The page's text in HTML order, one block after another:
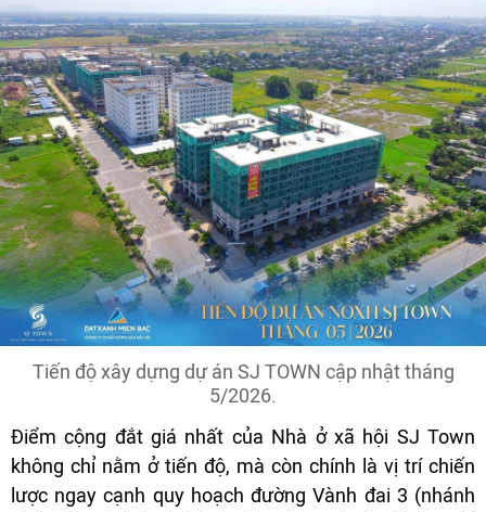
Tiến độ xây dựng dự án SJ TOWN cập nhật tháng
5/2026.
Điểm cộng đắt giá nhất của Nhà ở xã hội SJ Town
không chỉ nằm ở tiến độ, mà còn chính là vị trí chiến
lược ngay cạnh quy hoạch đường Vành đai 3 (nhánh